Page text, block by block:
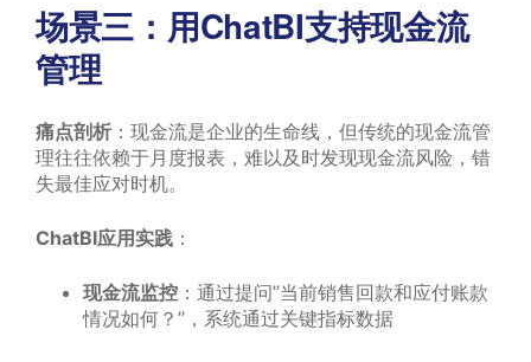
场景三：用ChatBI支持现金流
管理
痛点剖析 ：现金流是企业的生命线，但传统的现金流管
理往往依赖于月度报表，难以及时发现现金流风险，错
失最佳应对时机。
ChatBI应用实践 ：
现金流监控 ：通过提问”当前销售回款和应付账款
情况如何？”，系统通过关键指标数据